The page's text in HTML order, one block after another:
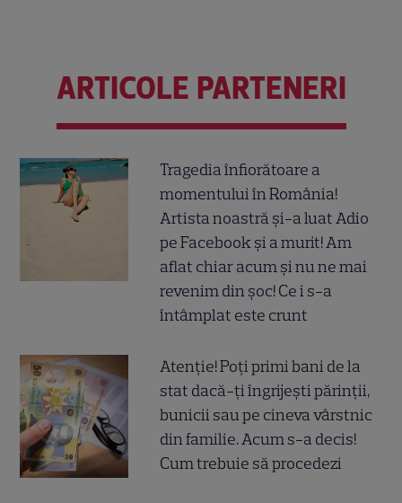
ARTICOLE PARTENERI
Tragedia înfiorătoare a
momentului în România!
Artista noastră și-a luat Adio
pe Facebook și a murit! Am
aflat chiar acum și nu ne mai
revenim din șoc! Ce i s-a
întâmplat este crunt
Atenție! Poți primi bani de la
stat dacă-ți îngrijești părinții,
bunicii sau pe cineva vârstnic
din familie. Acum s-a decis!
Cum trebuie să procedezi